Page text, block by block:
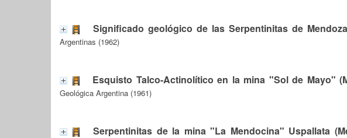
Significado geológico de las Serpentinitas de Mendoza
Argentinas (1962)
Esquisto Talco-Actinolítico en la mina "Sol de Mayo"
Geológica Argentina (1961)
Serpentinitas de la mina "La Mendocina" Uspallata